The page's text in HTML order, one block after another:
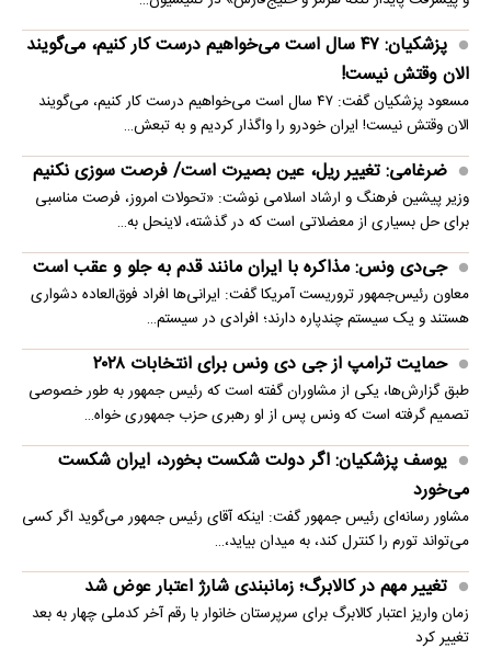
پزشکیان: ۴۷ سال است می‌خواهیم درست کار کنیم، می‌گویند
الان وقتش نیست!
مسعود پزشکیان گفت: ۴۷ سال است می‌خواهیم درست کار کنیم، می‌گویند
الان وقتش نیست! ایران خودرو را واگذار کردیم و به تبعش…
ضرغامی: تغییر ریل، عین بصیرت است/ فرصت سوزی نکنیم
وزیر پیشین فرهنگ و ارشاد اسلامی نوشت: «تحولات امروز، فرصت مناسبی
برای حل بسیاری از معضلاتی‌ است که در گذشته، لاینحل به…
جی‌دی ونس: مذاکره با ایران مانند قدم به جلو و عقب است
معاون رئیس‌جمهور تروریست آمریکا گفت: ایرانی‌ها افراد فوق‌العاده دشواری
هستند و یک سیستم چندپاره دارند؛ افرادی در سیستم…
حمایت ترامپ از جی دی ونس برای انتخابات ۲۰۲۸
طبق گزارش‌ها، یکی از مشاوران گفته است که رئیس جمهور به طور خصوصی
تصمیم گرفته است که ونس پس از او رهبری حزب جمهوری خواه…
یوسف پزشکیان: اگر دولت شکست بخورد، ایران شکست
می‌خورد
مشاور رسانه‌ای رئیس جمهور گفت: اینکه آقای رئیس جمهور می‌گوید اگر کسی
می‌تواند تورم را کنترل کند، به میدان بیاید،…
تغییر مهم در کالابرگ؛ زمانبندی‌ شارژ اعتبار عوض شد
زمان واریز اعتبار کالابرگ برای سرپرستان خانوار با رقم آخر کدملی چهار به بعد
تغییر کرد